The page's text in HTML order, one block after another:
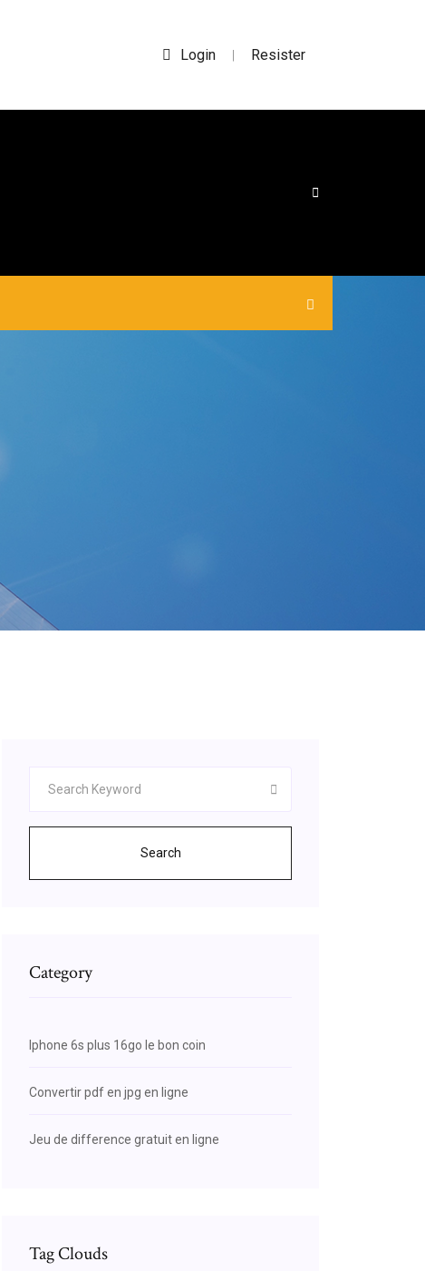
Login | Resister
Search
Category
Iphone 6s plus 16go le bon coin
Convertir pdf en jpg en ligne
Jeu de difference gratuit en ligne
Tag Clouds